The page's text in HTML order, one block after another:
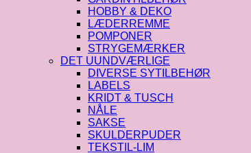
HOBBY & DEKO
LÆDERREMME
POMPONER
STRYGEMÆRKER
DET UUNDVÆRLIGE
DIVERSE SYTILBEHØR
LABELS
KRIDT & TUSCH
NÅLE
SAKSE
SKULDERPUDER
TEKSTIL-LIM